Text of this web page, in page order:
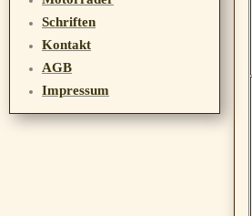
Schriften
Kontakt
AGB
Impressum